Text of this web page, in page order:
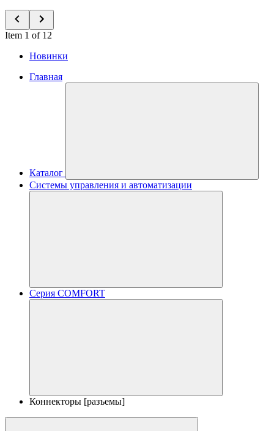
Item 1 of 12
Новинки
Главная
Каталог
Системы управления и автоматизации
Серия COMFORT
Коннекторы [разъемы]